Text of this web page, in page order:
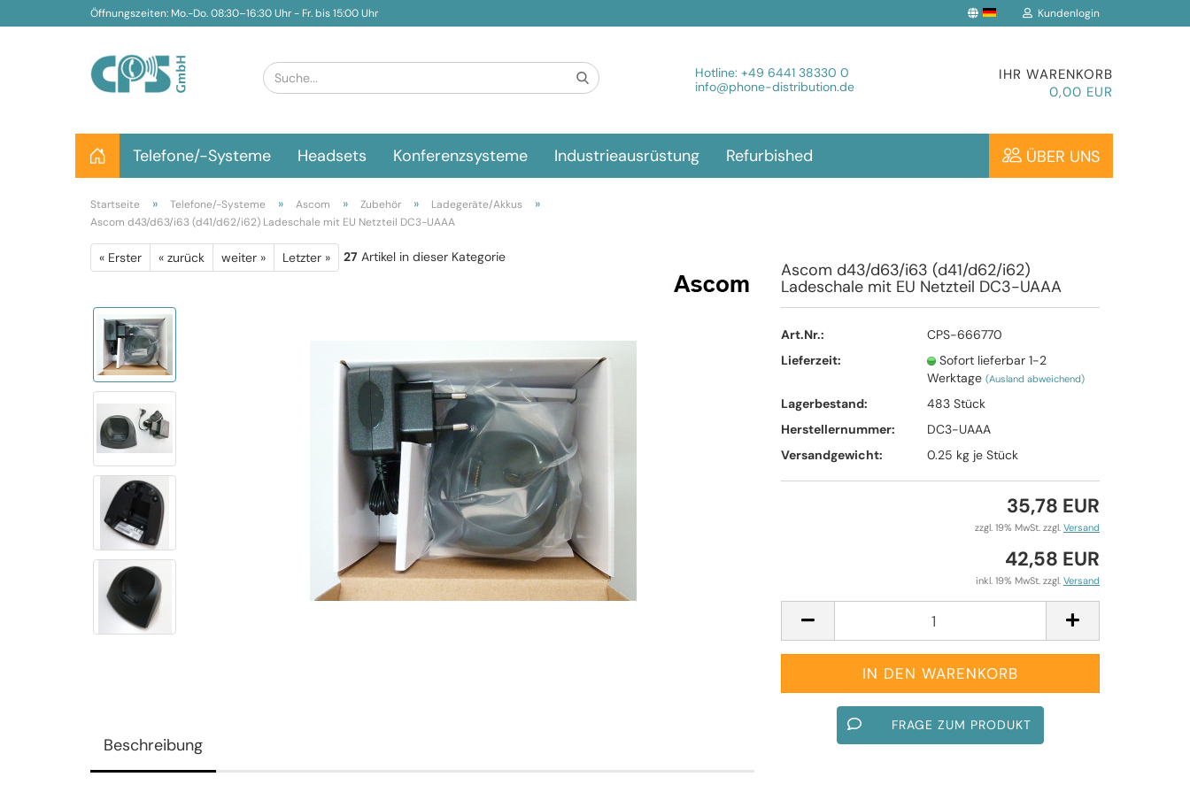
Öffnungszeiten: Mo.-Do. 08:30–16:30 Uhr - Fr. bis 15:00 Uhr Kundenlogin
Konto erstellen
Passwort vergessen?
Hotline: +49 6441 38330 0
info@phone-distribution.de
IHR WARENKORB
0,00 EUR
Telefone/-Systeme Headsets Konferenzsysteme Industrieausrüstung Refurbished ÜBER UNS
Startseite » Telefone/-Systeme » Ascom » Zubehör » Ladegeräte/Akkus »
Ascom d43/d63/i63 (d41/d62/i62) Ladeschale mit EU Netzteil DC3-UAAA
« Erster « zurück weiter » Letzter » 27 Artikel in dieser Kategorie
Ascom d43/d63/i63 (d41/d62/i62)
Ladeschale mit EU Netzteil DC3-UAAA
Art.Nr.:
CPS-666770
Lieferzeit:
Sofort lieferbar 1-2
Werktage (Ausland abweichend)
Lagerbestand: 483 Stück
Herstellernummer:
DC3-UAAA
Versandgewicht:
0.25 kg je Stück
35,78 EUR
zzgl. 19% MwSt. zzgl. Versand
42,58 EUR
inkl. 19% MwSt. zzgl. Versand
FRAGE ZUM PRODUKT
Beschreibung